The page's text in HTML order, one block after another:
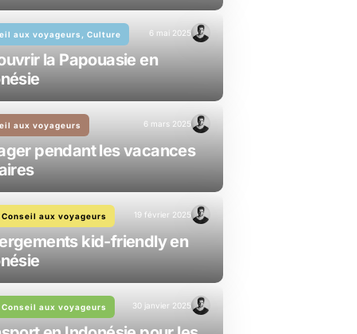
aux voyageurs, Culture
la Papouasie en
6 mai 2025
aux voyageurs
pendant les vacances
6 mars 2025
aux voyageurs
kid-friendly en
19 février 2025
aux voyageurs 30 janvier 2025